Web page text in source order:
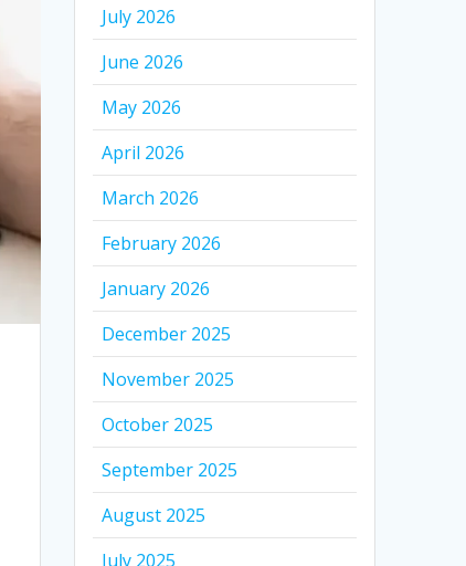
July 2026
June 2026
May 2026
April 2026
March 2026
February 2026
January 2026
December 2025
November 2025
October 2025
September 2025
August 2025
July 2025